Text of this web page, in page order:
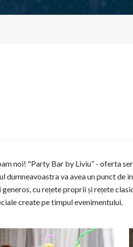
noi! "Party Bar by Liviu” - oferta
va avea un punct de
cu rețete proprii și rețete
create pe timpul evenimentului.